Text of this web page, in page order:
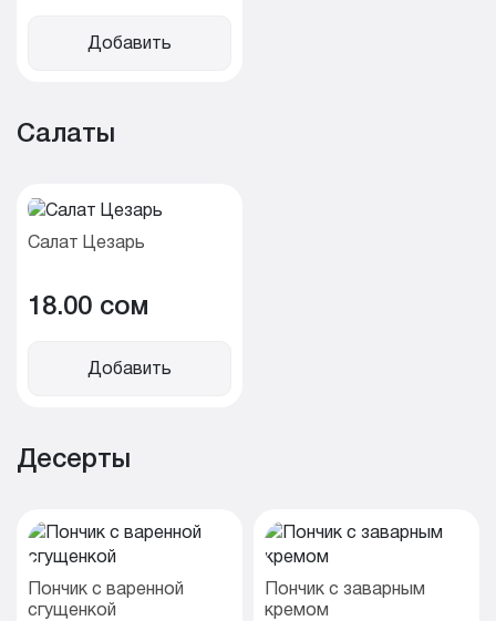
Добавить
Салаты
Салат Цезарь
18.00 cом
Добавить
Десерты
Пончик с варенной
сгущенкой
Пончик с заварным
кремом